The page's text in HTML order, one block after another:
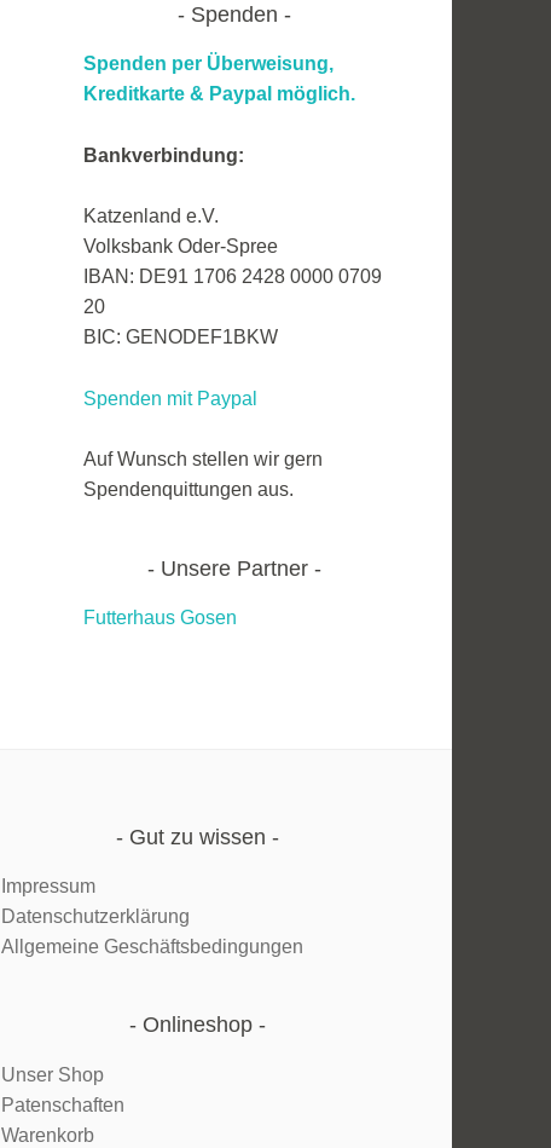
Spenden
Spenden per Überweisung,
Kreditkarte & Paypal möglich.
Bankverbindung:
Katzenland e.V.
Volksbank Oder-Spree
IBAN: DE91 1706 2428 0000 0709
20
BIC: GENODEF1BKW
Spenden mit Paypal
Auf Wunsch stellen wir gern
Spendenquittungen aus.
Unsere Partner
Futterhaus Gosen
Gut zu wissen
Impressum
Datenschutzerklärung
Allgemeine Geschäftsbedingungen
Onlineshop
Unser Shop
Patenschaften
Warenkorb